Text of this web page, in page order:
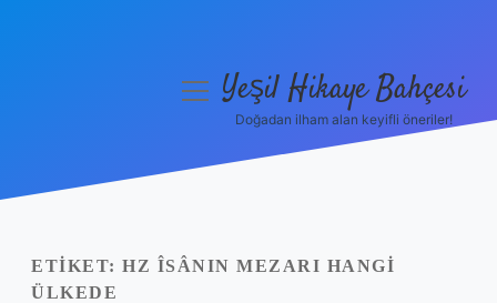
Yasal Uyarı
menüyüYeşil Hikaye Bahçesi
Doğadan ilham alan keyifli öneriler!
ETIKET: HZ ÎSÂNIN MEZARI HANGI
ÜLKEDE